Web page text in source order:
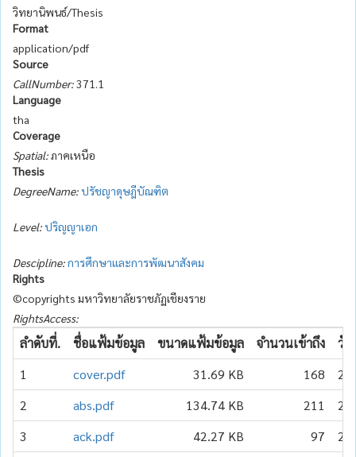
วิทยานิพนธ์/Thesis
Format
application/pdf
Source
CallNumber:371.1
Language
tha
Coverage
Spatial:ภาคเหนือ
Thesis
DegreeName:ปรัชญาดุษฎีบัณฑิต
Level:ปริญญาเอก
Descipline:การศึกษาและการพัฒนาสังคม
Rights
©copyrights มหาวิทยาลัยราชภัฏเชียงราย
RightsAccess:
ลำดับที่. ชื่อแฟ้มข้อมูล ขนาดแฟ้มข้อมูล จำนวนเข้าถึง
วัน
1
cover.pdf 31.69 KB 168
2
abs.pdf 134.74 KB 211
3
ack.pdf 42.27 KB 97